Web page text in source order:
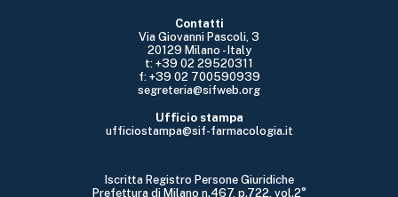
Contatti
Via Giovanni Pascoli, 3
20129 Milano - Italy
t: +39 02 29520311
f: +39 02 700590939
segreteria@sifweb.org
Ufficio stampa
ufficiostampa@sif-farmacologia.it
Iscritta Registro Persone Giuridiche
Prefettura di Milano n.467, p.722, vol.2°